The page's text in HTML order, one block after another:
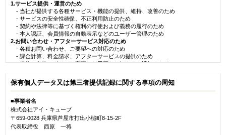
（5）その他、当社が利用登録を相当でないと判断した場合。
第3条（ユーザーIDおよびパスワードの管理）
1. ユーザーは、自己の責任において、本サービスのユーザーIDおよびパスワード
を管理するものとします。
2. ユーザーは、いかなる場合にも、ユーザーIDおよびパスワードを第三者に譲渡
または貸与することはできません。当社は、ユーザーIDとパスワードの組み合
わせが登録情報と一致してログインされた場合には、そのユーザーIDを登録し
第４条（登録内容の変更）
します。
2. 前項の届出を行わなかったことにより、ユーザーが不利益を被ったとしても、
当社は、一切その責任を負わないものとします。
第5条（本サービスの利用環境）
また、以下のとおり本個人情報保護方針を定め、その遵守の徹底を図ることとい
たします。
1.当社は、すべての事業で取り扱う個人情報及び役職員等の個人情報に関して、個
人情報の保護に関する法律、行政手続における特定の個人を識別するための番号
の利用等に関する法律、国が定める指針及びその他の規範を遵守します。
2.当社は、事業遂行のために必要な範囲内で利用目的を明確に定め、適切に個人情
報の取得、利用及び提供を行います。取得した個人情報は利用目的の範囲内での
3.当社は、前項の措置により取得した個人情報の取り扱いの全部又は一部を委託す
る場合には、十分な保護水準を満たした者を選定し、契約等により適切な措置を
講じます。
1.サービス提供・運営のため
- 当社が提供する各種サービス・機能の提供、維持、改善のため
- サービスの安全性確保、不正利用防止のため
- 契約や法律等に基づく権利の行使および義務の履行のため
- 本人認証、会員情報の自動表示などのユーザー管理のため
2.お問い合わせ・アフターサービス対応のため
- 各種お問い合わせ、ご要望への対応のため
- 課金計算、料金請求、アフターサービスの提供のため
- 規約・条件・ポリシー変更など重要なお知らせの通知のため
- アンケート、座談会、インタビュー等の調査企画の実施および案内送付のため
- キャンペーン・懸賞企画の実施および案内送付のため
め
- アンケート回答や座談会参加に対する謝礼の提供・発送のため
- 当社が委託を受けて行うアンケート・案内・謝礼発送業務のため
4.情報提供・マーケティングのため
- メールマガジン、カタログ、DM、サービス情報等の提供のため
保有個人データ又は第三者提供記録に関する事項の周知
■事業者名
株式会社アイ・キューブ
〒659-0028 兵庫県芦屋市打出⼩槌町8-15-2F
代表取締役 西原 一将